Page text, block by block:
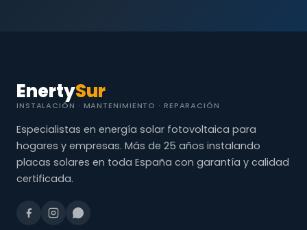
EnertySur
INSTALACIÓN · MANTENIMIENTO · REPARACIÓN
Especialistas en energía solar fotovoltaica para
hogares y empresas. Más de 25 años instalando
placas solares en toda España con garantía y calidad
certificada.